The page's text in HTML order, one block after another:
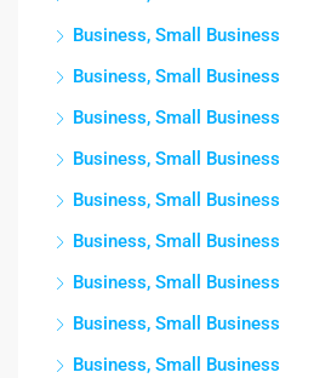
Business, Small Business
Business, Small Business
Business, Small Business
Business, Small Business
Business, Small Business
Business, Small Business
Business, Small Business
Business, Small Business
Business, Small Business